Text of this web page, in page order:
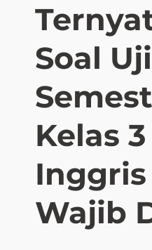
Soal
Kelas
Wajib